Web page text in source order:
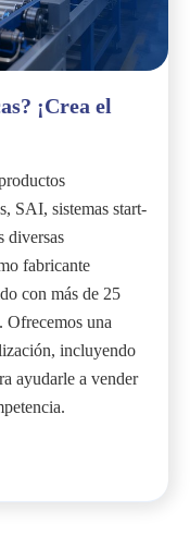
¡Crea el
SAI, sistemas start-
diversas
fabricante
con más de 25
Ofrecemos una
incluyendo
ayudarle a vender